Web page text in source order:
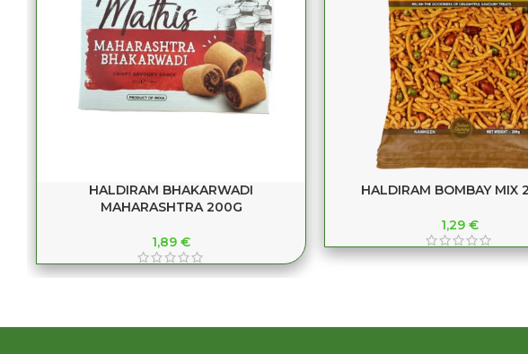
HALDIRAM BHAKARWADI
MAHARASHTRA 200G
1,89 €
HALDIRAM BOMBAY MIX
1,29 €